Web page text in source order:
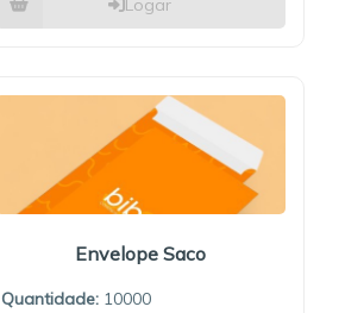
Envelope Saco
Quantidade: 10000